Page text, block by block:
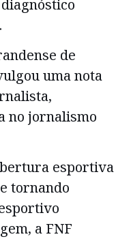
de
uma nota
no jornalismo
esportiva
tornando
a FNF